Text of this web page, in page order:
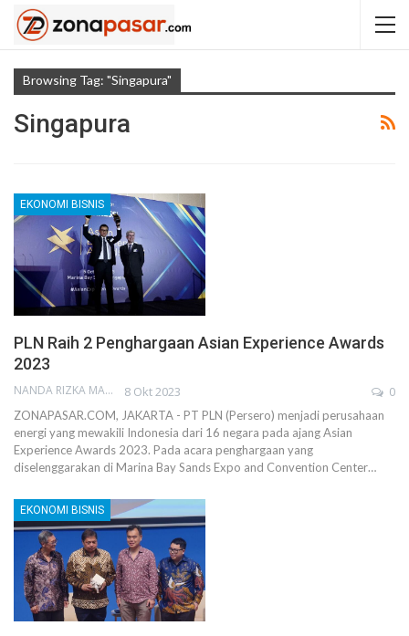
Browsing Tag: "Singapura"
Singapura
EKONOMI BISNIS
PLN Raih 2 Penghargaan Asian Experience Awards
2023
NANDA RIZKA MAHENDRA 8 Okt 2023 0
ZONAPASAR.COM, JAKARTA - PT PLN (Persero) menjadi perusahaan
energi yang mewakili Indonesia dari 16 negara pada ajang Asian
Experience Awards 2023. Pada acara penghargaan yang
diselenggarakan di Marina Bay Sands Expo and Convention Center…
EKONOMI BISNIS